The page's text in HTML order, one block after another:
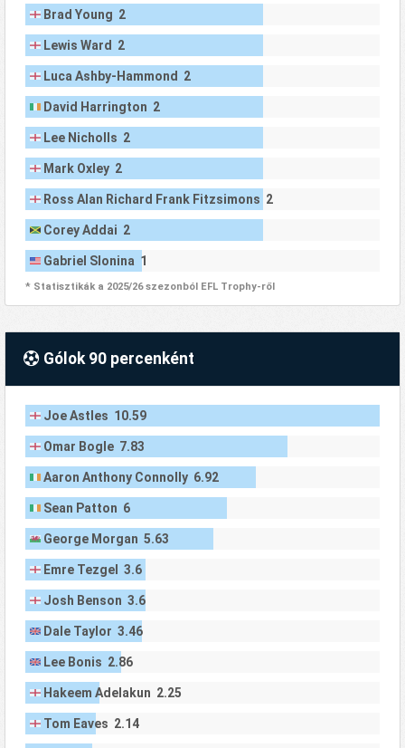
Brad Young 2
Lewis Ward 2
Luca Ashby-Hammond 2
David Harrington 2
Lee Nicholls 2
Mark Oxley 2
Ross Alan Richard Frank Fitzsimons 2
Corey Addai 2
Gabriel Slonina 1
* Statisztikák a 2025/26 szezonból EFL Trophy-ről
Gólok 90 percenként
Joe Astles 10.59
Omar Bogle 7.83
Aaron Anthony Connolly 6.92
Sean Patton 6
George Morgan 5.63
Emre Tezgel 3.6
Josh Benson 3.6
Dale Taylor 3.46
Lee Bonis 2.86
Hakeem Adelakun 2.25
Tom Eaves 2.14